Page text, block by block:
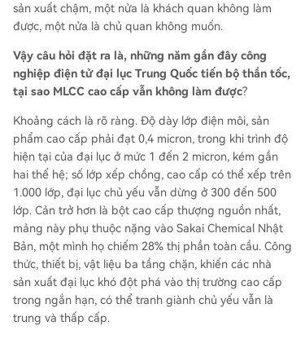
sản xuất chậm, một nửa là khách quan không làm
được, một nửa là chủ quan không muốn.
Vậy câu hỏi đặt ra là, những năm gần đây công
nghiệp điện tử đại lục Trung Quốc tiến bộ thần tốc,
tại sao MLCC cao cấp vẫn không làm được?
Khoảng cách là rõ ràng. Độ dày lớp điện môi, sản
phẩm cao cấp phải đạt 0,4 micron, trong khi trình độ
hiện tại của đại lục ở mức 1 đến 2 micron, kém gần
hai thế hệ; số lớp xếp chồng, cao cấp có thể xếp trên
1.000 lớp, đại lục chủ yếu vẫn dừng ở 300 đến 500
lớp. Cản trở hơn là bột cao cấp thượng nguồn nhất,
mảng này phụ thuộc nặng vào Sakai Chemical Nhật
Bản, một mình họ chiếm 28% thị phần toàn cầu. Công
thức, thiết bị, vật liệu ba tầng chặn, khiến các nhà
sản xuất đại lục khó đột phá vào thị trường cao cấp
trong ngắn hạn, có thể tranh giành chủ yếu vẫn là
trung và thấp cấp.